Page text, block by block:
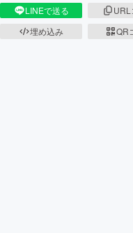
LINEで送る
URL
埋め込み
QR